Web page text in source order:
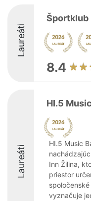
Laureáti
Športklub
8.4
Laureáti
HI.5
HI.5 Music
Inn Žilina,
priestor
vyznačuje